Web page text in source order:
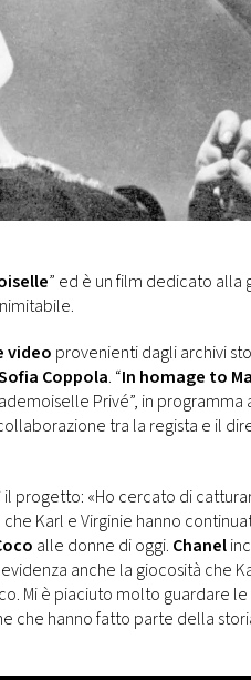
” ed è un film dedicato alla
video provenienti dagli archivi
Coppola. “In homage to
Privé”, in
tra la regista e il
progetto: «Ho cercato di
che Karl e Virginie hanno
alle donne di oggi. Chanel
anche la giocosità che
Mi è piaciuto molto guardare
che hanno fatto parte della